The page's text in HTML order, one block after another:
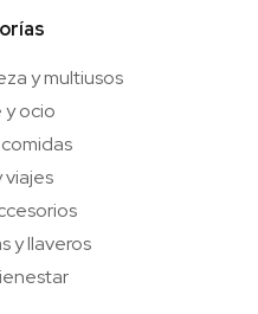
y multiusos
y ocio
viajes
y llaveros